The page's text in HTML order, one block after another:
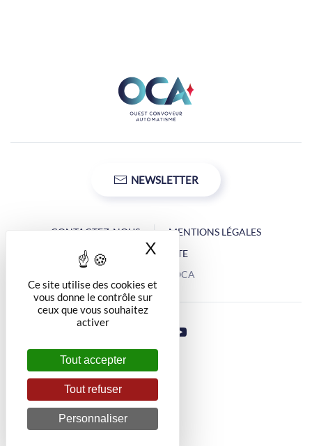
NEWSLETTER
CONTACTEZ-NOUS
MENTIONS LÉGALES
PLAN DU SITE
Copyright © OCA
Ce site utilise des cookies et
vous donne le contrôle sur
ceux que vous souhaitez
activer
Tout accepter
Tout refuser
Personnaliser
X Masquer le